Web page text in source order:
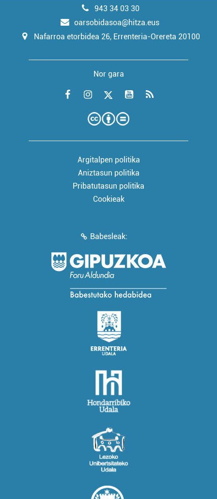
943 34 03 30
oarsobidasoa@hitza.eus
Nafarroa etorbidea 26, Errenteria-Orereta 20100
Nor gara
Argitalpen politika
Aniztasun politika
Pribatutasun politika
Cookieak
Babesleak: